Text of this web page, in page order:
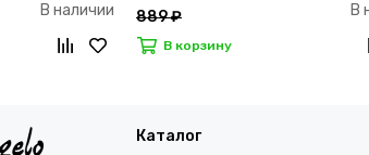
В наличии
889 ₽
В
В корзину
Каталог